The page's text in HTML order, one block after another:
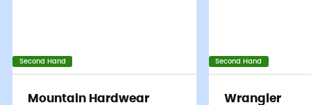
Second Hand
Mountain Hardwear
Second Hand
Wrangler